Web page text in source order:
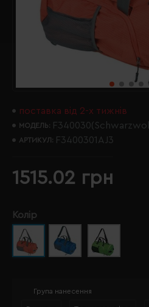
поставка від 2-х тижнів
МОДЕЛЬ:
АРТИКУЛ: F3400301AJ3
1515.02 грн
Колір
Група нанесення